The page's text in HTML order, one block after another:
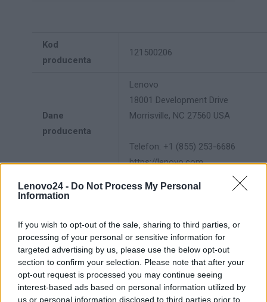
Lenovo24 - Do Not Process My Personal
Information
If you wish to opt-out of the sale, sharing to third parties, or
processing of your personal or sensitive information for
targeted advertising by us, please use the below opt-out
section to confirm your selection. Please note that after your
opt-out request is processed you may continue seeing
interest-based ads based on personal information utilized by
us or personal information disclosed to third parties prior to
Kod
producenta
121500206
Dane
producenta
Lenovo
18001 Development Drive
Morrisville, NC 27560 USA
Telefon: +1 (855) 253-6686
https://lenovo.com
odpowiedzialny
Lenovo Technology B.V. Sp. z
02-460 Warszawa
info_pl@lenovo.com
https://lenovo.com
Pomoc
https://support.lenovo.com/pl/pl/